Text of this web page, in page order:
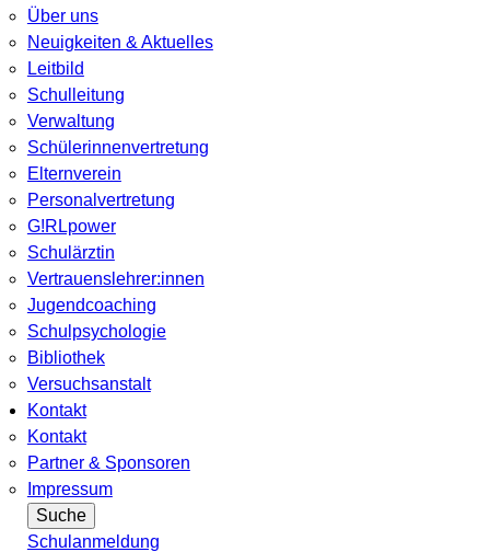
Über uns
Neuigkeiten & Aktuelles
Leitbild
Schulleitung
Verwaltung
Schülerinnenvertretung
Elternverein
Personalvertretung
G!RLpower
Schulärztin
Vertrauenslehrer:innen
Jugendcoaching
Schulpsychologie
Bibliothek
Versuchsanstalt
Kontakt
Kontakt
Partner & Sponsoren
Impressum
Suche
Schulanmeldung